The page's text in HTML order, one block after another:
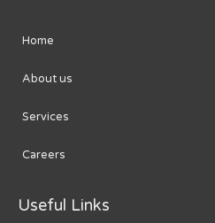
Home
About us
Services
Careers
Useful Links